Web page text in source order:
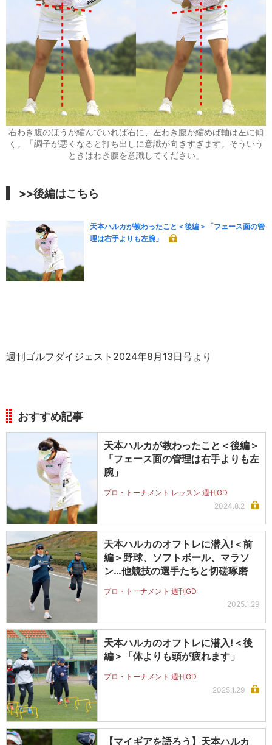
右わき腹のほうが縮んでいれば右に、左わき腹が縮めば軸は左に傾
く。「調子が悪くなると打ち出しに意識が向きすぎます。そういう
ときはわき腹を意識してください」
>>後編はこちら
天本ハルカが教わったこと＜後編＞「フェース面の管
理は右手よりも左腕」
週刊ゴルフダイジェスト2024年8月13日号より
おすすめ記事
天本ハルカが教わったこと＜後編＞
「フェース面の管理は右手よりも左
腕」
プロ・トーナメント レッスン 週刊GD
2024.8.2
天本ハルカのオフトレに潜入!＜前
編＞野球、ソフトボール、マラソ
ン…他競技の選手たちと切磋琢磨
プロ・トーナメント 週刊GD
2025.1.29
天本ハルカのオフトレに潜入!＜後
編＞「体よりも頭が疲れます」
プロ・トーナメント 週刊GD
2025.1.29
【マイギアを語ろう】天本ハルカ